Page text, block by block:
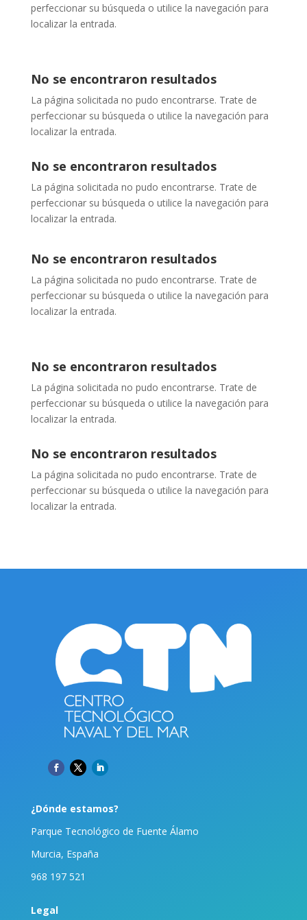
perfeccionar su búsqueda o utilice la navegación para
localizar la entrada.
No se encontraron resultados
La página solicitada no pudo encontrarse. Trate de
perfeccionar su búsqueda o utilice la navegación para
localizar la entrada.
No se encontraron resultados
La página solicitada no pudo encontrarse. Trate de
perfeccionar su búsqueda o utilice la navegación para
localizar la entrada.
No se encontraron resultados
La página solicitada no pudo encontrarse. Trate de
perfeccionar su búsqueda o utilice la navegación para
localizar la entrada.
No se encontraron resultados
La página solicitada no pudo encontrarse. Trate de
perfeccionar su búsqueda o utilice la navegación para
localizar la entrada.
No se encontraron resultados
La página solicitada no pudo encontrarse. Trate de
perfeccionar su búsqueda o utilice la navegación para
localizar la entrada.
¿Dónde estamos?
Parque Tecnológico de Fuente Álamo
Murcia, España
968 197 521
Legal